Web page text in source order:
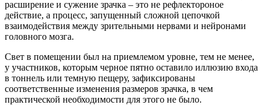
расширение и сужение зрачка – это не рефлектороное
действие, а процесс, запущенный сложной цепочкой
взаимодействия между зрительными нервами и нейронами
головного мозга.
Свет в помещении был на приемлемом уровне, тем не менее,
у участников, которым черное пятно оставило иллюзию входа
в тоннель или темную пещеру, зафиксированы
соответственные изменения размеров зрачка, в чем
практической необходимости для этого не было.